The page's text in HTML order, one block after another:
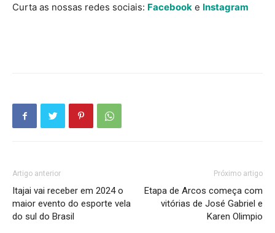
Curta as nossas redes sociais: Facebook e Instagram
Artigo anterior
Itajai vai receber em 2024 o
maior evento do esporte vela
do sul do Brasil
Próximo artigo
Etapa de Arcos começa com
vitórias de José Gabriel e
Karen Olimpio